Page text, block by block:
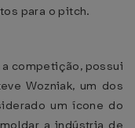
para o pitch.
competição, possui
Wozniak, um dos
um ícone do
a indústria de